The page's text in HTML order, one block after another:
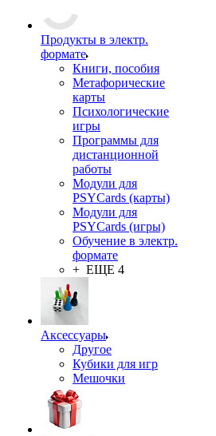
Продукты в электр.
формате
Книги, пособия
Метафорические
карты
Психологические
игры
Программы для
дистанционной
работы
Модули для
PSYCards (карты)
Модули для
PSYCards (игры)
Обучение в электр.
формате
+ ЕЩЕ 4
Аксессуары
Другое
Кубики для игр
Мешочки